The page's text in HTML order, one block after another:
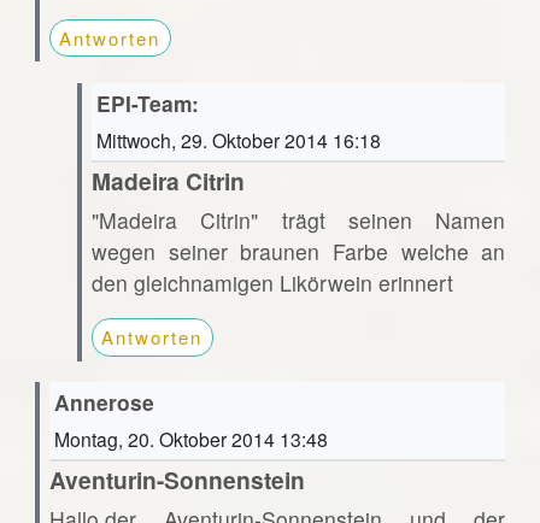
Antworten
EPI-Team:
Mittwoch, 29. Oktober 2014 16:18
Madeira Citrin
"Madeira Citrin" trägt seinen Namen
wegen seiner braunen Farbe welche an
den gleichnamigen Likörwein erinnert
Antworten
Annerose
Montag, 20. Oktober 2014 13:48
Aventurin-Sonnenstein